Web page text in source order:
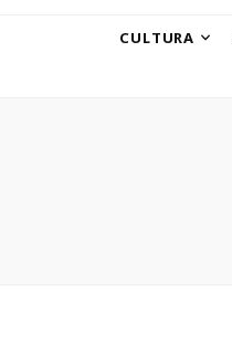
CULTURA